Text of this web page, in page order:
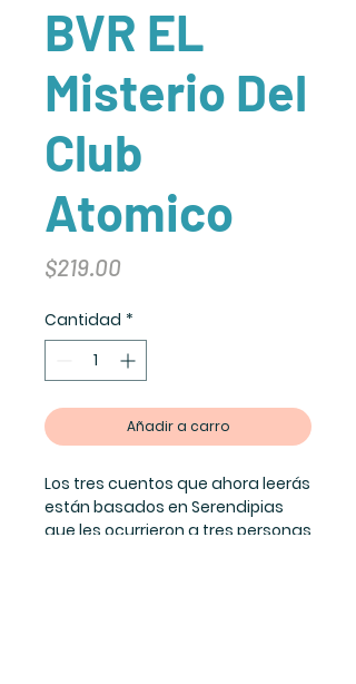
BVR EL
Misterio Del
Club
Atomico
$219.00
Cantidad *
Añadir a carro
Los tres cuentos que ahora leerás
están basados en Serendipias
que les ocurrieron a tres personas